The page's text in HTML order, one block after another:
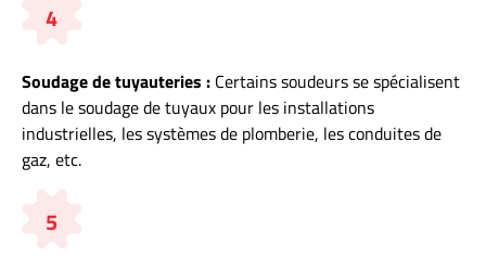
4
Soudage de tuyauteries : Certains soudeurs se spécialisent
dans le soudage de tuyaux pour les installations
industrielles, les systèmes de plomberie, les conduites de
gaz, etc.
5